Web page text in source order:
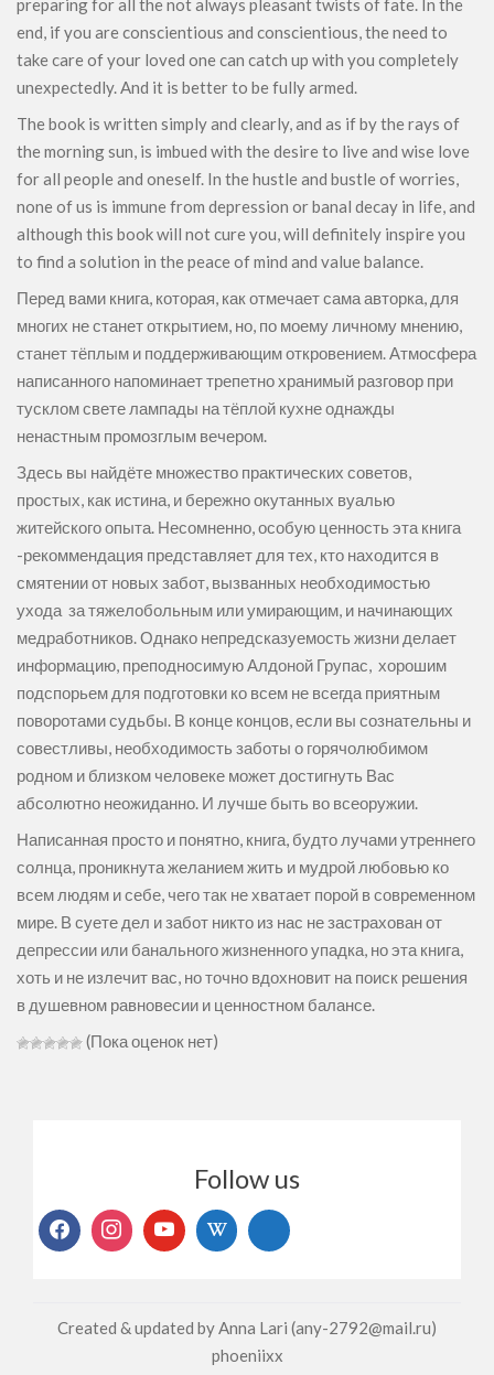
preparing for all the not always pleasant twists of fate. In the
end, if you are conscientious and conscientious, the need to
take care of your loved one can catch up with you completely
unexpectedly. And it is better to be fully armed.
The book is written simply and clearly, and as if by the rays of
the morning sun, is imbued with the desire to live and wise love
for all people and oneself. In the hustle and bustle of worries,
none of us is immune from depression or banal decay in life, and
although this book will not cure you, will definitely inspire you
to find a solution in the peace of mind and value balance.
Перед вами книга, которая, как отмечает сама авторка, для
многих не станет открытием, но, по моему личному мнению,
станет тёплым и поддерживающим откровением. Атмосфера
написанного напоминает трепетно хранимый разговор при
тусклом свете лампады на тёплой кухне однажды
ненастным промозглым вечером.
Здесь вы найдёте множество практических советов,
простых, как истина, и бережно окутанных вуалью
житейского опыта. Несомненно, особую ценность эта книга
-рекоммендация представляет для тех, кто находится в
смятении от новых забот, вызванных необходимостью
ухода за тяжелобольным или умирающим, и начинающих
медработников. Однако непредсказуемость жизни делает
информацию, преподносимую Алдоной Групас, хорошим
подспорьем для подготовки ко всем не всегда приятным
поворотами судьбы. В конце концов, если вы сознательны и
совестливы, необходимость заботы о горячолюбимом
родном и близком человеке может достигнуть Вас
абсолютно неожиданно. И лучше быть во всеоружии.
Написанная просто и понятно, книга, будто лучами утреннего
солнца, проникнута желанием жить и мудрой любовью ко
всем людям и себе, чего так не хватает порой в современном
мире. В суете дел и забот никто из нас не застрахован от
депрессии или банального жизненного упадка, но эта книга,
хоть и не излечит вас, но точно вдохновит на поиск решения
в душевном равновесии и ценностном балансе.
(Пока оценок нет)
Follow us
Created & updated by Anna Lari (any-2792@mail.ru)
phoeniixx